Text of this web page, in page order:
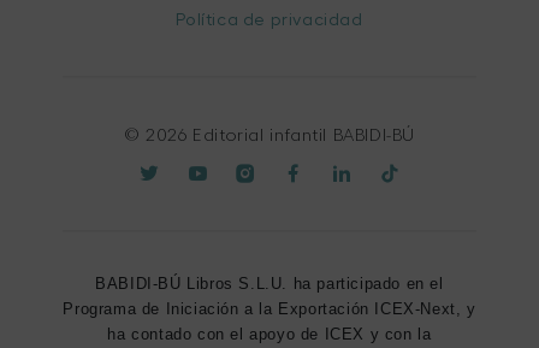
Política de privacidad
© 2026 Editorial infantil BABIDI-BÚ
BABIDI-BÚ Libros S.L.U. ha participado en el
Programa de Iniciación a la Exportación ICEX-Next, y
ha contado con el apoyo de ICEX y con la